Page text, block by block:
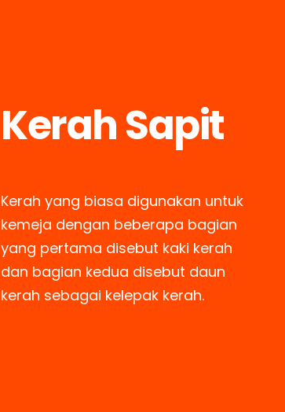
Kerah Sapit
Kerah yang biasa digunakan untuk
kemeja dengan beberapa bagian
yang pertama disebut kaki kerah
dan bagian kedua disebut daun
kerah sebagai kelepak kerah.